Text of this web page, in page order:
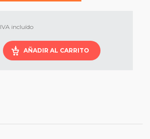
IVA incluído
AÑADIR AL CARRITO